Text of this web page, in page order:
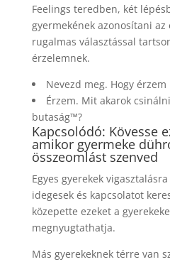
Feelings teredben, két
gyermekének azonosítani
rugalmas választással
érzelemnek.
Nevezd meg. Hogy érzem
Érzem. Mit akarok
butaság™?
Kapcsolódó: Kövesse
amikor gyermeke
összeomlást szenved
Egyes gyerekek
idegesek és kapcsolatot
közepette ezeket a
megnyugtathatja.
Más gyerekeknek térre van